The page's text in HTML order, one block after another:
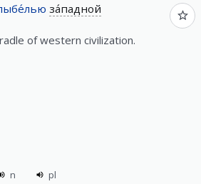
за́падной
of western civilization.
n
pl